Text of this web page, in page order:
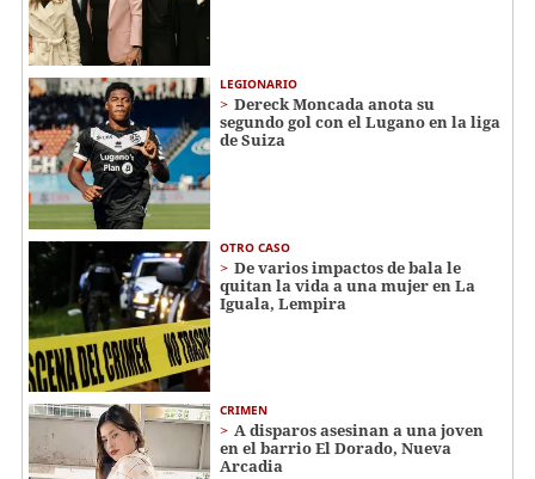
LEGIONARIO
Dereck Moncada anota su
segundo gol con el Lugano en la liga
de Suiza
OTRO CASO
De varios impactos de bala le
quitan la vida a una mujer en La
Iguala, Lempira
CRIMEN
A disparos asesinan a una joven
en el barrio El Dorado, Nueva
Arcadia